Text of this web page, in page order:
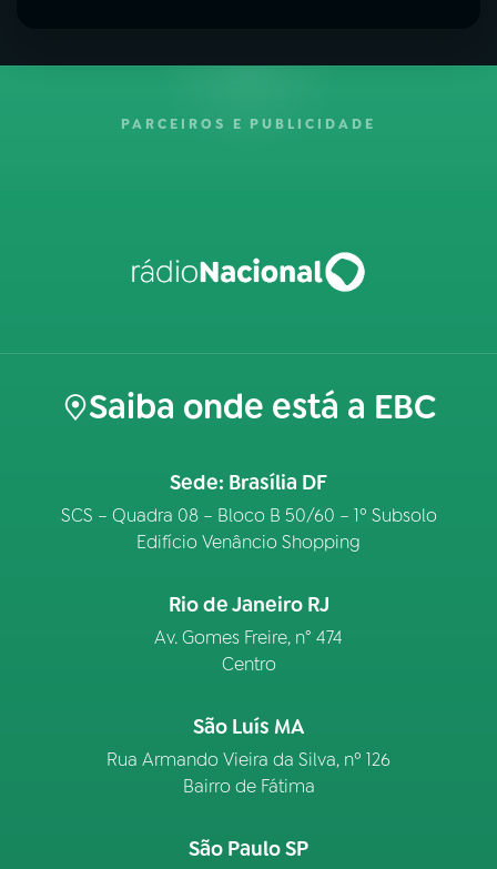
PARCEIROS E PUBLICIDADE
Saiba onde está a EBC
Sede: Brasília DF
SCS – Quadra 08 – Bloco B 50/60 – 1º Subsolo
Edifício Venâncio Shopping
Rio de Janeiro RJ
Av. Gomes Freire, n° 474
Centro
São Luís MA
Rua Armando Vieira da Silva, nº 126
Bairro de Fátima
São Paulo SP